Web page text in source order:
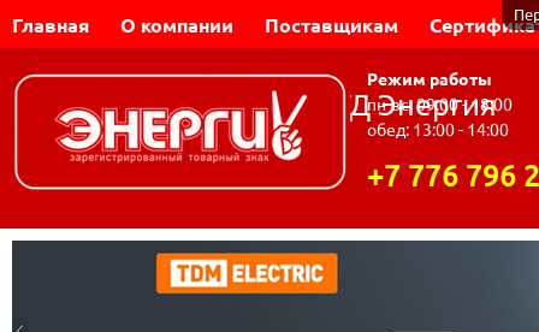
Главная О компании Поставщикам
Режим работы
пн-вс: 09:00 - 18:00
обед: 13:00 - 14:00
+7 776 796
Динар-Электромаш | ТД Энергия